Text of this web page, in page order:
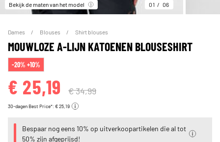
Bekijk de maten van het model 01 06
Dames Blouses Shirt blouses
MOUWLOZE A-LIJN KATOENEN BLOUSESHIRT
-20% +10%
€ 25,19 € 34,99
30-dagen Best Price*: € 25,19
Bespaar nog eens 10% op uitverkoopartikelen die al tot
50% zijn afgeprijsd!